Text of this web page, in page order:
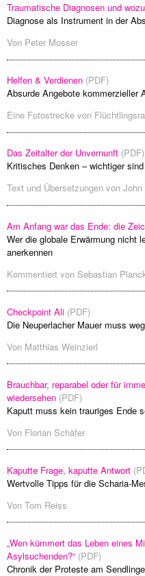
Traumatische Diagnosen und
Diagnose als Instrument in der
Von Peter Mosser
Helfen & Verdienen (PDF)
Absurde Angebote kommerzieller
Eine Fotostrecke von
Das Zeitalter der Unvernunft (PDF)
Kritisches Denken – wichtiger
Text und Übersetzungen von John
Am Anfang war das Ende: die
Wer die globale Erwärmung nicht
anerkennen
Kommentiert von Sebastian
Checkpoint Ali (PDF)
Die Neuperlacher Mauer muss
Von Matthias Weinzierl
Brauchbar, reparabel oder für
wiedersehen (PDF)
Kaputt muss kein trauriges Ende
Von Florian Schäfer
Kaputte Frage, kaputte Antwort
Wertvolle Tipps für die Scharia-
Von Tom Reiss
„Wen kümmert das Leben eines
Asylsuchenden?“ (PDF)
Chronik der Proteste am